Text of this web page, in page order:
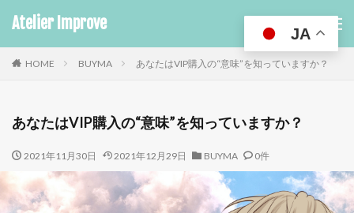
Atelier Improve
HOME BUYMA あなたはVIP購入の“意味”を知っていますか？
あなたはVIP購入の“意味”を知っていますか？
2021年11月30日 2021年12月29日 BUYMA 0件
JA